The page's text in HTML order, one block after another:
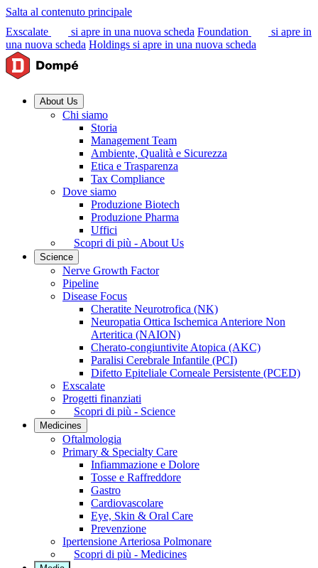
Salta al contenuto principale
Exscalate
si apre in una nuova scheda Foundation
si apre in
una nuova scheda Holdings si apre in una nuova scheda
About Us
Chi siamo
Storia
Management Team
Ambiente, Qualità e Sicurezza
Etica e Trasparenza
Tax Compliance
Dove siamo
Produzione Biotech
Produzione Pharma
Uffici
Scopri di più - About Us
Science
Nerve Growth Factor
Pipeline
Disease Focus
Cheratite Neurotrofica (NK)
Neuropatia Ottica Ischemica Anteriore Non
Arteritica (NAION)
Cherato-congiuntivite Atopica (AKC)
Paralisi Cerebrale Infantile (PCI)
Difetto Epiteliale Corneale Persistente (PCED)
Exscalate
Progetti finanziati
Scopri di più - Science
Medicines
Oftalmologia
Primary & Specialty Care
Infiammazione e Dolore
Tosse e Raffreddore
Gastro
Cardiovascolare
Eye, Skin & Oral Care
Prevenzione
Ipertensione Arteriosa Polmonare
Scopri di più - Medicines